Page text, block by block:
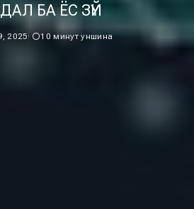
БА ЁС ЗҮЙ
2025 10 минут уншина